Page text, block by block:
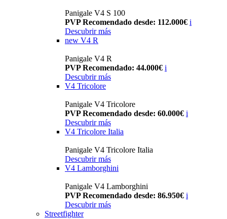
Panigale V4 S 100
PVP Recomendado desde: 112.000€ i
Descubrir más
new V4 R
Panigale V4 R
PVP Recomendado: 44.000€ i
Descubrir más
V4 Tricolore
Panigale V4 Tricolore
PVP Recomendado desde: 60.000€ i
Descubrir más
V4 Tricolore Italia
Panigale V4 Tricolore Italia
Descubrir más
V4 Lamborghini
Panigale V4 Lamborghini
PVP Recomendado desde: 86.950€ i
Descubrir más
Streetfighter